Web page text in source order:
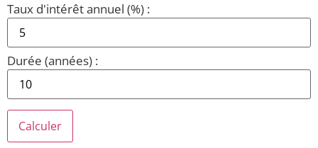
Taux d'intérêt annuel (%) :
Durée (années) :
Calculer